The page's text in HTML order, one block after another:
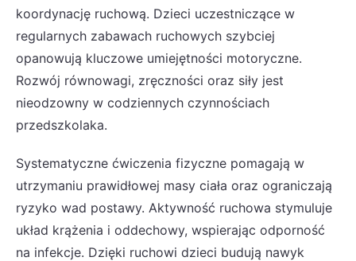
koordynację ruchową. Dzieci uczestniczące w
regularnych zabawach ruchowych szybciej
opanowują kluczowe umiejętności motoryczne.
Rozwój równowagi, zręczności oraz siły jest
nieodzowny w codziennych czynnościach
przedszkolaka.
Systematyczne ćwiczenia fizyczne pomagają w
utrzymaniu prawidłowej masy ciała oraz ograniczają
ryzyko wad postawy. Aktywność ruchowa stymuluje
układ krążenia i oddechowy, wspierając odporność
na infekcje. Dzięki ruchowi dzieci budują nawyk